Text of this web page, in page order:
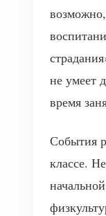
не умеет
время
События
классе.